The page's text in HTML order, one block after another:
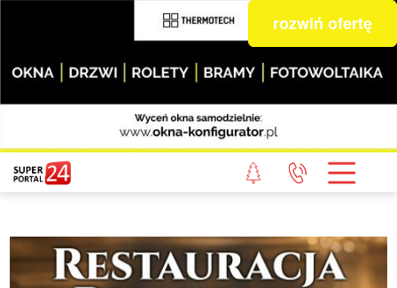
rozwiń ofertę
STRONA GŁÓWNA
POWIAT GRYFICKI
WIADOMOŚCI Z LASU
STUDIO SUPERPORTALU